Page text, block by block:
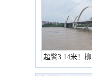
超警3.14米！
市民